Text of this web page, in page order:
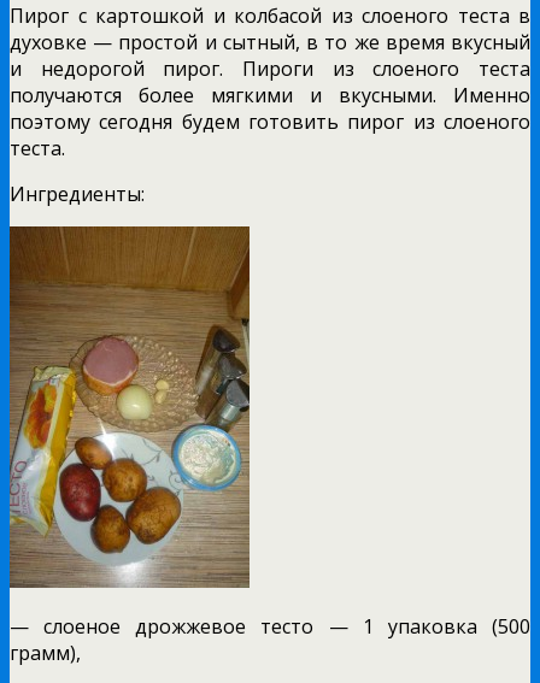
Пирог с картошкой и колбасой из слоеного теста в
духовке — простой и сытный, в то же время вкусный
и недорогой пирог. Пироги из слоеного теста
получаются более мягкими и вкусными. Именно
поэтому сегодня будем готовить пирог из слоеного
теста.
Ингредиенты:
— слоеное дрожжевое тесто — 1 упаковка (500
грамм),